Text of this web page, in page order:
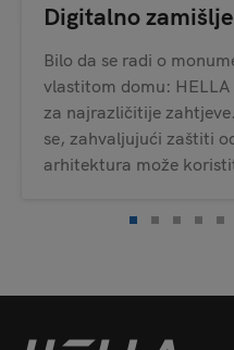
Digitalno
Bilo da se radi o
vlastitom domu:
za najrazličitije
se, zahvaljujući zaštiti
arhitektura može